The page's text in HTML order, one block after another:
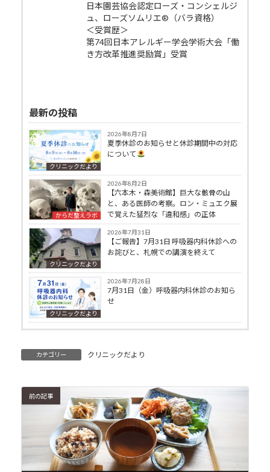
日本園芸協会認定ローズ・コンシェルジ
ュ、ローズソムリエ®（バラ資格）
＜受賞歴＞
第74回日本アレルギー学会学術大会「働
き方改革推進奨励賞」受賞
最新の投稿
クリニックだより
2026年8月7日
夏季休診のお知らせと休診期間中の対応
について
からだ整えラボ
2026年8月2日
【六本木・森美術館】巨大な骸骨の山
と、ある医師の考察。ロン・ミュエク展
で覚えた猛烈な「違和感」の正体
クリニックだより
2026年7月31日
【ご報告】7月31日 呼吸器内科休診への
お詫びと、札幌での講演を終えて
クリニックだより
2026年7月28日
7月31日（金）呼吸器内科休診のお知ら
せ
カテゴリー クリニックだより
前の記事